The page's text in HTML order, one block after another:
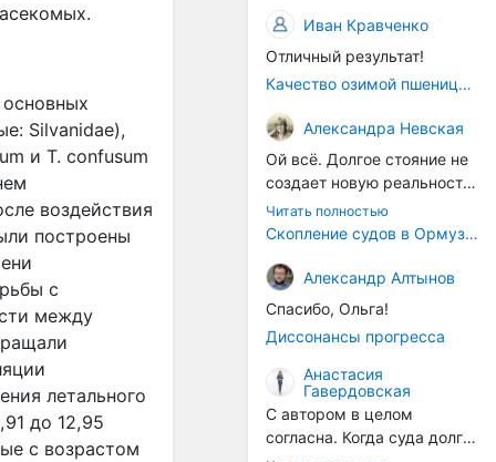
Silvanidae),
и T. confusum
воздействия
построены
с
между
летального
до 12,95
с возрастом
Иван Кравченко
Отличный результат!
Качество озимой пшеницы 2026 год
Александра Невская
Ой всё. Долгое стояние не
создает новую реальность.
Морские организмы всегда
накапливаются на судах.
на чистку от тех самых
организмов. И год за
годом, век за веком суда
разносят эти самые
организмы по пути
следования.
Читать полностью
Скопление судов в Ормузском проливе грозит катастрофическим распространением инвазивных видов
Александр Алтынов
Спасибо, Ольга!
Диссонансы прогресса
Анастасия
Гавердовская
С автором в целом
согласна. Когда суда долго